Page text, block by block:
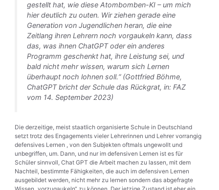
gestellt hat, wie diese Atombomben-KI – um mich
hier deutlich zu outen. Wir ziehen gerade eine
Generation von Jugendlichen heran, die eine
Zeitlang ihren Lehrern noch vorgaukeln kann, dass
das, was ihnen ChatGPT oder ein anderes
Programm geschenkt hat, ihre Leistung sei, und
bald nicht mehr wissen, warum sich Lernen
überhaupt noch lohnen soll.“ (Gottfried Böhme,
ChatGPT bricht der Schule das Rückgrat, in: FAZ
vom 14. September 2023)
Die derzeitige, meist staatlich organisierte Schule in Deutschland
setzt trotz des Engagements vieler Lehrerinnen und Lehrer vorrangig
defensives Lernen , von den Subjekten oftmals ungewollt und
unbegriffen, um. Dann, und nur im defensiven Lernen ist es für
Schüler sinnvoll, Chat GPT die Arbeit machen zu lassen, mit dem
Nachteil, bestimmte Fähigkeiten, die auch im defensiven Lernen
ausgebildet werden, nicht mehr zu lernen sondern das abgefragte